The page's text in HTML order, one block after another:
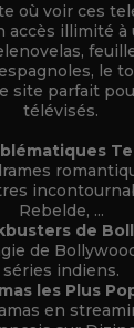
où voir ces
accès illimité
le
site parfait
télévisés.
Rebelde, ...
de
de
séries indiens.
les Plus
en